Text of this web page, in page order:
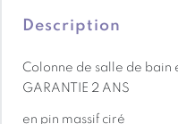
Les méthodes
permettre de
Description
Colonne de salle de bain
GARANTIE 2 ANS
en pin massif ciré